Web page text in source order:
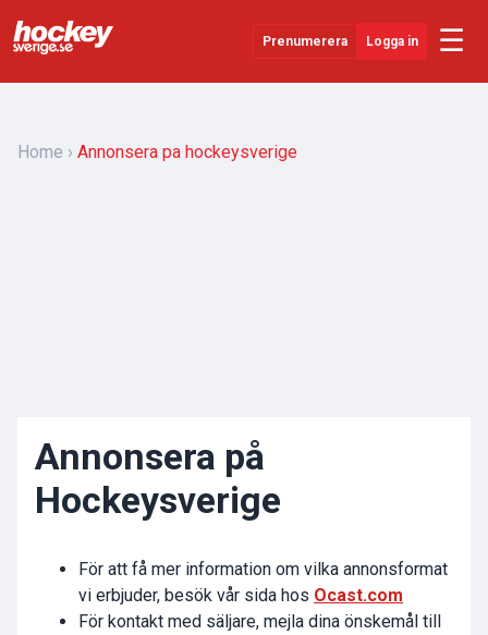
Prenumerera Logga in ☰
YouTube
Home Annonsera pa hockeysverige
Annonsera på
Hockeysverige
För att få mer information om vilka annonsformat
vi erbjuder, besök vår sida hos Ocast.com
För kontakt med säljare, mejla dina önskemål till